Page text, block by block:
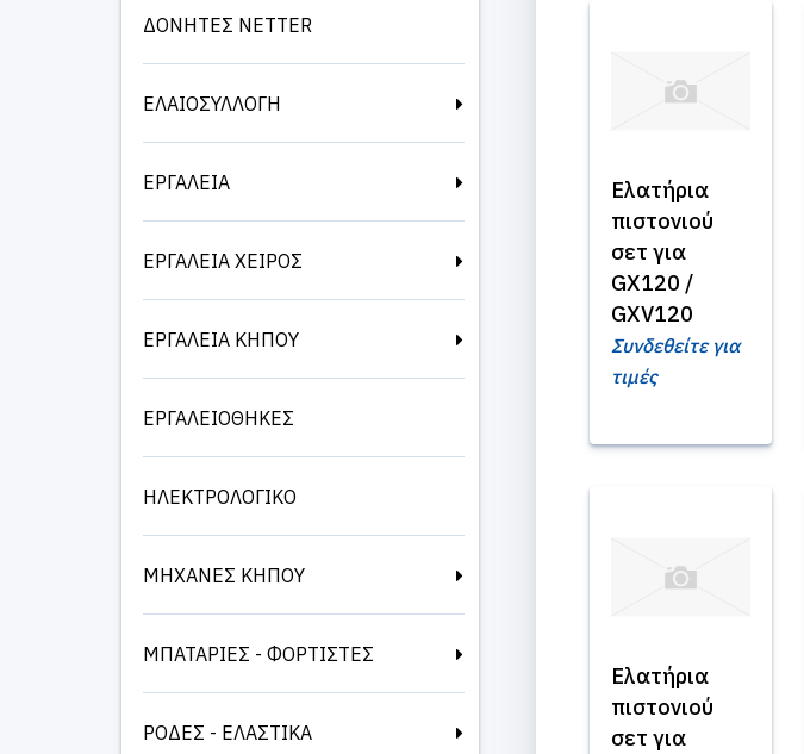
ΔΟΝΗΤΕΣ NETTER
ΕΛΑΙΟΣΥΛΛΟΓΗ
ΕΡΓΑΛΕΙΑ
ΕΡΓΑΛΕΙΑ ΧΕΙΡΟΣ
ΕΡΓΑΛΕΙΑ ΚΗΠΟΥ
ΕΡΓΑΛΕΙΟΘΗΚΕΣ
ΗΛΕΚΤΡΟΛΟΓΙΚΟ
ΜΗΧΑΝΕΣ ΚΗΠΟΥ
ΜΠΑΤΑΡΙΕΣ - ΦΟΡΤΙΣΤΕΣ
ΡΟΔΕΣ - ΕΛΑΣΤΙΚΑ
Ελατήρια
πιστονιού
σετ για
GX120 /
GXV120
Συνδεθείτε για
τιμές
Ελατήρια
πιστονιού
σετ για